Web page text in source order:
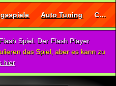
Auto Tuning Chevrolet Camaro
Spiel. Der Flash Player
das Spiel, aber es kann zu
hier